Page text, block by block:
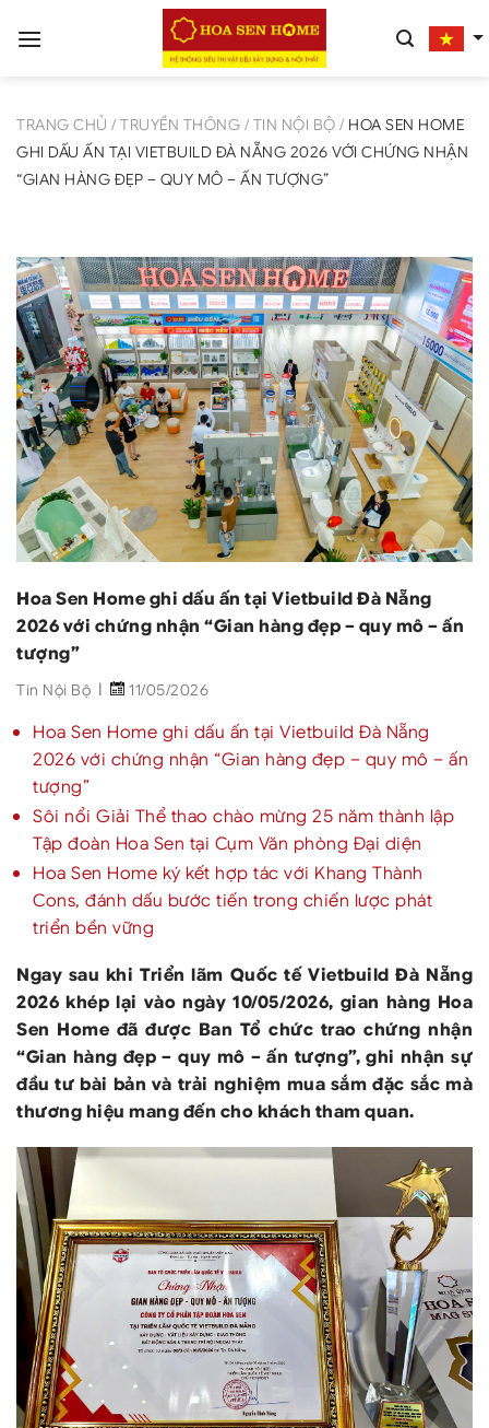
qua
TRANG CHỦ / TRUYỀN THÔNG / TIN NỘI BỘ / HOA SEN HOME
GHI DẤU ẤN TẠI VIETBUILD ĐÀ NẴNG 2026 VỚI CHỨNG NHẬN
“GIAN HÀNG ĐẸP – QUY MÔ – ẤN TƯỢNG”
Hoa Sen Home ghi dấu ấn tại Vietbuild Đà Nẵng
2026 với chứng nhận “Gian hàng đẹp – quy mô – ấn
tượng”
Tin Nội Bộ 11/05/2026
Hoa Sen Home ghi dấu ấn tại Vietbuild Đà Nẵng
2026 với chứng nhận “Gian hàng đẹp – quy mô – ấn
tượng”
Sôi nổi Giải Thể thao chào mừng 25 năm thành lập
Tập đoàn Hoa Sen tại Cụm Văn phòng Đại diện
Hoa Sen Home ký kết hợp tác với Khang Thành
Cons, đánh dấu bước tiến trong chiến lược phát
triển bền vững
Ngay sau khi Triển lãm Quốc tế Vietbuild Đà Nẵng
2026 khép lại vào ngày 10/05/2026, gian hàng Hoa
Sen Home đã được Ban Tổ chức trao chứng nhận
“Gian hàng đẹp – quy mô – ấn tượng”, ghi nhận sự
đầu tư bài bản và trải nghiệm mua sắm đặc sắc mà
thương hiệu mang đến cho khách tham quan.